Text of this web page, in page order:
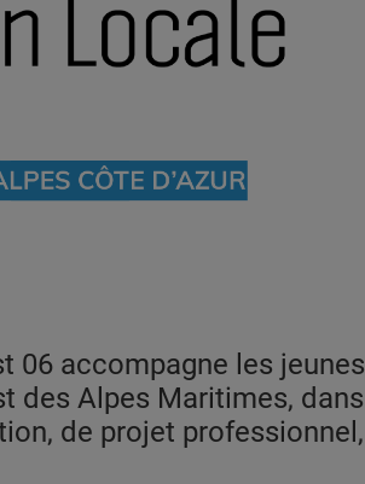
06 accompagne les jeunes
des Alpes Maritimes, dans
de projet professionnel,